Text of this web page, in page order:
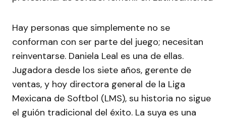
Hay personas que simplemente no se
conforman con ser parte del juego; necesitan
reinventarse. Daniela Leal es una de ellas.
Jugadora desde los siete años, gerente de
ventas, y hoy directora general de la Liga
Mexicana de Softbol (LMS), su historia no sigue
el guión tradicional del éxito. La suya es una